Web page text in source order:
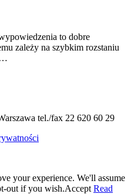
to dobre
zależy na szybkim rozstaniu
…
tel./fax 22 620 60 29
your experience. We'll assume
out if you wish.Accept Read